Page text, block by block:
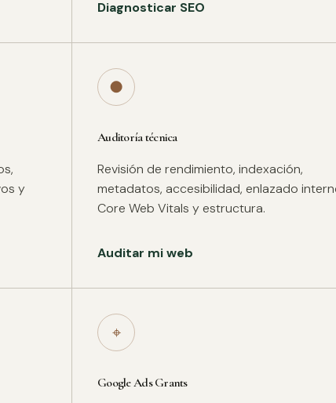
Diagnosticar SEO
y
●
Auditoría técnica
Revisión de rendimiento, indexación,
metadatos, accesibilidad, enlazado
Core Web Vitals y estructura.
Auditar mi web
⌖
Google Ads Grants